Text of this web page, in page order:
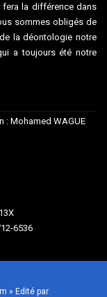
la différence dans
sommes obligés de
la déontologie notre
a toujours été notre
: Mohamed WAGUE
6536
» Edité par